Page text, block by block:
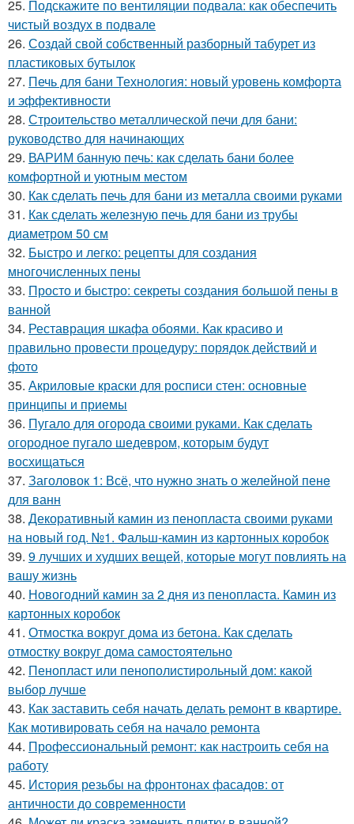
25. Подскажите по вентиляции подвала: как обеспечить
чистый воздух в подвале
26. Создай свой собственный разборный табурет из
пластиковых бутылок
27. Печь для бани Технология: новый уровень комфорта
и эффективности
28. Строительство металлической печи для бани:
руководство для начинающих
29. ВАРИМ банную печь: как сделать бани более
комфортной и уютным местом
30. Как сделать печь для бани из металла своими руками
31. Как сделать железную печь для бани из трубы
диаметром 50 см
32. Быстро и легко: рецепты для создания
многочисленных пены
33. Просто и быстро: секреты создания большой пены в
ванной
34. Реставрация шкафа обоями. Как красиво и
правильно провести процедуру: порядок действий и
фото
35. Акриловые краски для росписи стен: основные
принципы и приемы
36. Пугало для огорода своими руками. Как сделать
огородное пугало шедевром, которым будут
восхищаться
37. Заголовок 1: Всё, что нужно знать о желейной пенe
для ванн
38. Декоративный камин из пенопласта своими руками
на новый год. №1. Фальш-камин из картонных коробок
39. 9 лучших и худших вещей, которые могут повлиять на
вашу жизнь
40. Новогодний камин за 2 дня из пенопласта. Камин из
картонных коробок
41. Отмостка вокруг дома из бетона. Как сделать
отмостку вокруг дома самостоятельно
42. Пенопласт или пенополистирольный дом: какой
выбор лучше
43. Как заставить себя начать делать ремонт в квартире.
Как мотивировать себя на начало ремонта
44. Профессиональный ремонт: как настроить себя на
работу
45. История резьбы на фронтонах фасадов: от
античности до современности